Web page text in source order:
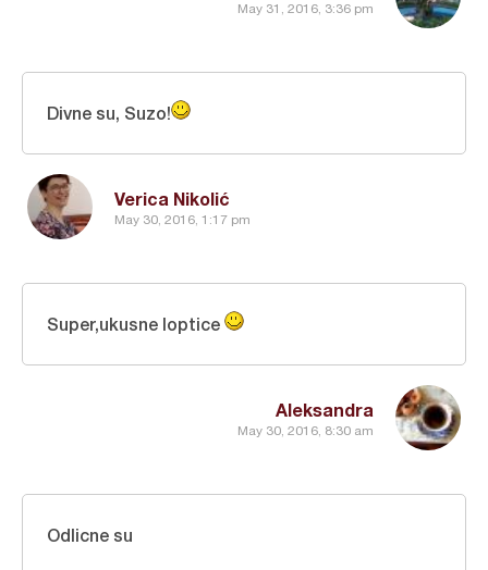
May 31, 2016, 3:36 pm
Verica Nikolić
May 30, 2016, 1:17 pm
Divne su, Suzo!
Aleksandra
May 30, 2016, 8:30 am
Super,ukusne loptice
Odlicne su